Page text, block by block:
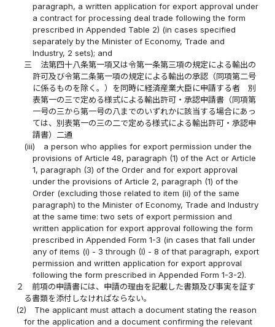
paragraph, a written application for export approval under
a contract for processing deal trade following the form
prescribed in Appended Table 2) (in cases specified
separately by the Minister of Economy, Trade and
Industry, 2 sets); and
三
法第四十八条第一項又は令第一条第三項の規定による輸出の
許可及び令第二条第一項の規定による輸出の承認（同項第二号
に係るものを除く。）を同時に経済産業大臣に申請する者 別
表第一の三で定める様式による輸出許可・承認申請書（同項第
一号の三から第一号の八までのいずれかに該当する場合にあっ
ては、別表第一の三の二で定める様式による輸出許可・承認申
請書）二通
(iii)
a person who applies for export permission under the
provisions of Article 48, paragraph (1) of the Act or Article
1, paragraph (3) of the Order and for export approval
under the provisions of Article 2, paragraph (1) of the
Order (excluding those related to item (ii) of the same
paragraph) to the Minister of Economy, Trade and Industry
at the same time: two sets of export permission and
written application for export approval following the form
prescribed in Appended Form 1-3 (in cases that fall under
any of items (i) - 3 through (I) - 8 of that paragraph, export
permission and written application for export approval
following the form prescribed in Appended Form 1-3-2).
２
前項の申請書には、申請の理由を記載した書類及び事実を証す
る書類を添付しなければならない。
(2)
The applicant must attach a document stating the reason
for the application and a document confirming the relevant